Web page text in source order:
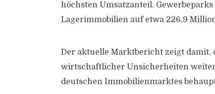
höchsten Umsatzanteil.
Lagerimmobilien auf etwa 226,9
Der aktuelle Marktbericht zeigt
wirtschaftlicher Unsicherheiten
deutschen Immobilienmarktes